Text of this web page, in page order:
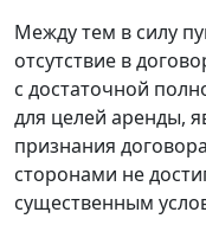
Между тем в силу
отсутствие в
с достаточной
для целей аренды,
признания
сторонами не
существенным